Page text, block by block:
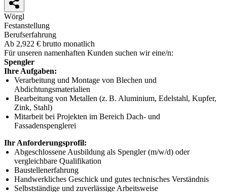
Wörgl
Festanstellung
Berufserfahrung
Ab 2,922 € brutto monatlich
Für unseren namenhaften Kunden suchen wir eine/n:
Spengler
Ihre Aufgaben:
Verarbeitung und Montage von Blechen und
Abdichtungsmaterialien
Bearbeitung von Metallen (z. B. Aluminium, Edelstahl, Kupfer,
Zink, Stahl)
Mitarbeit bei Projekten im Bereich Dach- und
Fassadenspenglerei
Ihr Anforderungsprofil:
Abgeschlossene Ausbildung als Spengler (m/w/d) oder
vergleichbare Qualifikation
Baustellenerfahrung
Handwerkliches Geschick und gutes technisches Verständnis
Selbstständige und zuverlässige Arbeitsweise